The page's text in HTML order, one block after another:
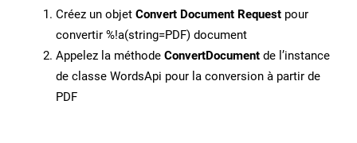
Créez un objet Convert Document Request pour
convertir %!a(string=PDF) document
Appelez la méthode ConvertDocument de l’instance
de classe WordsApi pour la conversion à partir de
PDF